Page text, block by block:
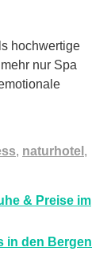
hochwertige
nur Spa
, naturhotel ,
& Preise im
in den Bergen